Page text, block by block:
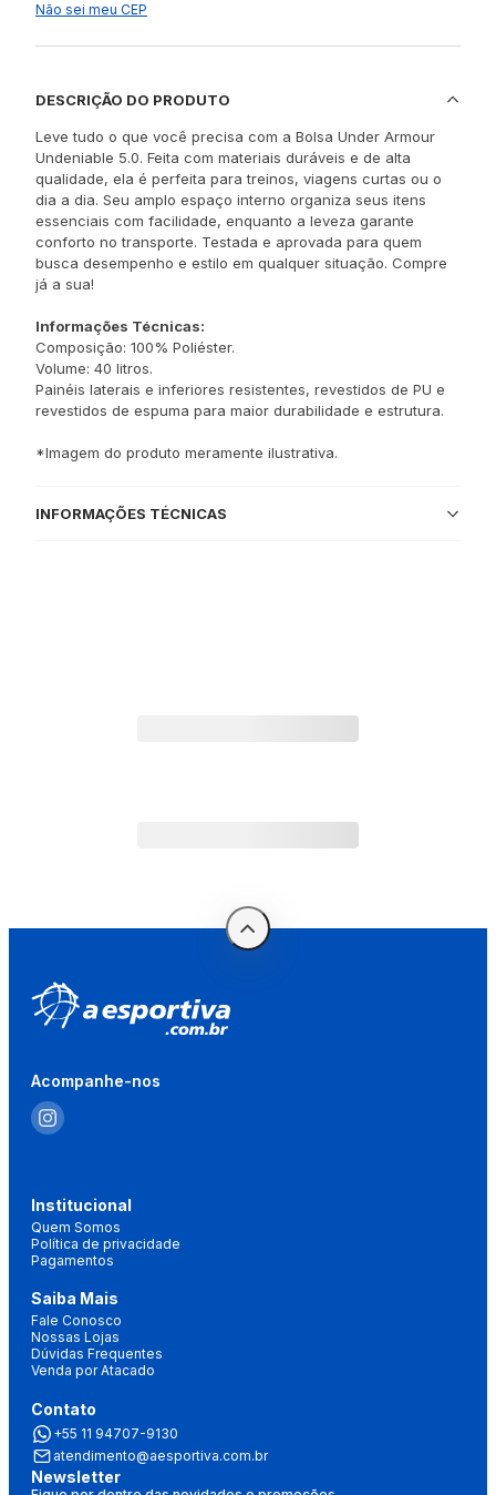
Não sei meu CEP
DESCRIÇÃO DO PRODUTO
Leve tudo o que você precisa com a Bolsa Under Armour
Undeniable 5.0. Feita com materiais duráveis e de alta
qualidade, ela é perfeita para treinos, viagens curtas ou o
dia a dia. Seu amplo espaço interno organiza seus itens
essenciais com facilidade, enquanto a leveza garante
conforto no transporte. Testada e aprovada para quem
busca desempenho e estilo em qualquer situação. Compre
já a sua!
Informações Técnicas:
Composição: 100% Poliéster.
Volume: 40 litros.
Painéis laterais e inferiores resistentes, revestidos de PU e
revestidos de espuma para maior durabilidade e estrutura.
*Imagem do produto meramente ilustrativa.
INFORMAÇÕES TÉCNICAS
Acompanhe-nos
Institucional
Quem Somos
Política de privacidade
Pagamentos
Saiba Mais
Fale Conosco
Nossas Lojas
Dúvidas Frequentes
Venda por Atacado
Contato
+55 11 94707-9130
atendimento@aesportiva.com.br
Newsletter